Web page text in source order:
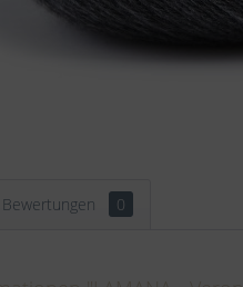
Bewertungen 0